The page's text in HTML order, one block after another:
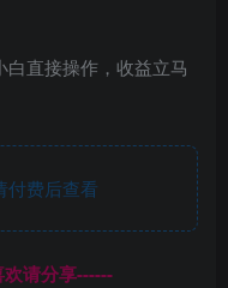
直接操作，收益立马
费后查看
请分享------